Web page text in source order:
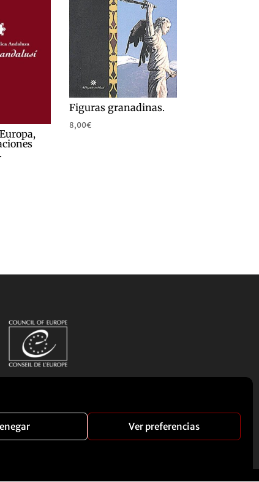
Ver preferencias
Figuras granadinas.
8,00€
Corporativo Contacto